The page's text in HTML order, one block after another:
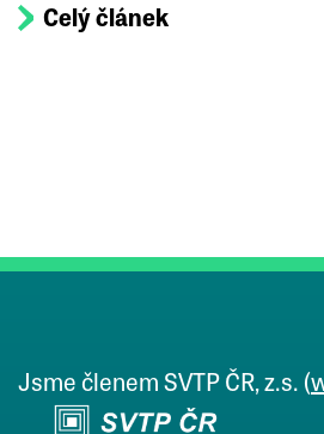
Celý článek
Jsme členem SVTP ČR, z.s. (